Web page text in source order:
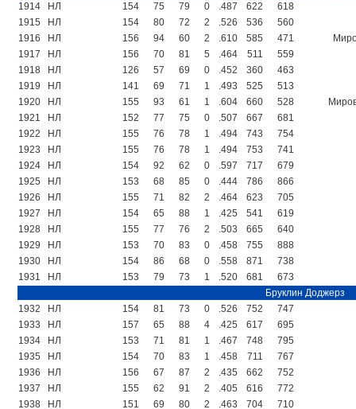
1914
НЛ 154 75 79 0 .487 622
618
1915
НЛ 154 80 72 2 .526 536
560
1916
НЛ 156 94 60 2 .610 585 471
1917
НЛ 156 70 81 5 .464 511
559
1918
НЛ 126 57 69 0 .452 360
463
1919
НЛ 141 69 71 1 .493 525
513
1920
НЛ 155 93 61 1 .604 660 528
1921
НЛ 152 77 75 0 .507 667
681
1922
НЛ 155 76 78 1 .494 743
754
1923
НЛ 155 76 78 1 .494 753
741
1924
НЛ 154 92 62 0 .597 717
679
1925
НЛ 153 68 85 0 .444 786
866
1926
НЛ 155 71 82 2 .464 623
705
1927
НЛ 154 65 88 1 .425 541
619
1928
НЛ 155 77 76 2 .503 665
640
1929
НЛ 153 70 83 0 .458 755
888
1930
НЛ 154 86 68 0 .558 871
738
1931
НЛ 153 79 73 1 .520 681
673
Бруклин Доджерз
1932
НЛ 154 81 73 0 .526 752
747
1933
НЛ 157 65 88 4 .425 617
695
1934
НЛ 153 71 81 1 .467 748
795
1935
НЛ 154 70 83 1 .458 711
767
1936
НЛ 156 67 87 2 .435 662
752
1937
НЛ 155 62 91 2 .405 616
772
1938
НЛ 151 69 80 2 .463 704
710